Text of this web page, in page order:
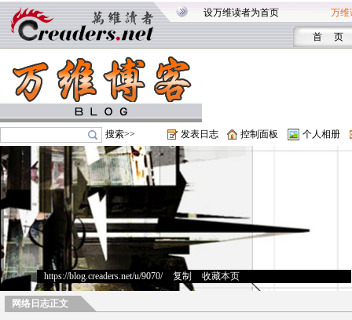
设万维读者为首页 万维
首 页
搜索>> 发表日志 控制面板 个人相册
https://blog.creaders.net/u/9070/> 复制 收藏本页
网络日志正文